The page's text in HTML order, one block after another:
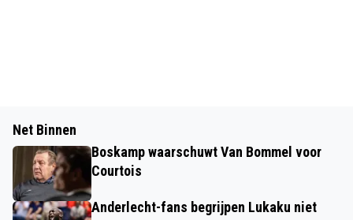
Net Binnen
Boskamp waarschuwt Van Bommel voor
Courtois
Anderlecht-fans begrijpen Lukaku niet